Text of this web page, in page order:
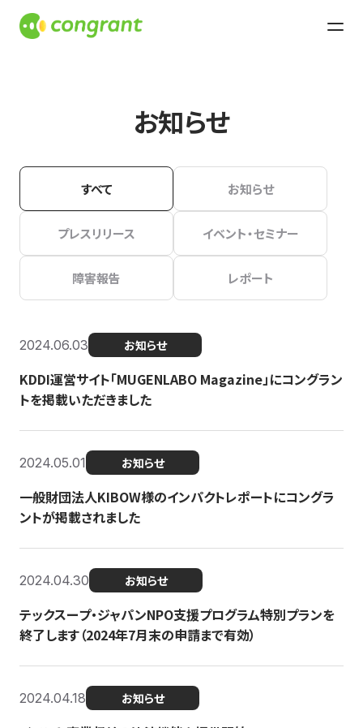
お知らせ
すべて お知らせ
プレスリリース イベント・セミナー
障害報告 レポート
2024.06.03 お知らせ
KDDI運営サイト「MUGENLABO Magazine」にコングラン
トを掲載いただきました
2024.05.01 お知らせ
一般財団法人KIBOW様のインパクトレポートにコングラ
ントが掲載されました
2024.04.30 お知らせ
テックスープ・ジャパンNPO支援プログラム特別プランを
終了します（2024年7月末の申請まで有効）
2024.04.18 お知らせ